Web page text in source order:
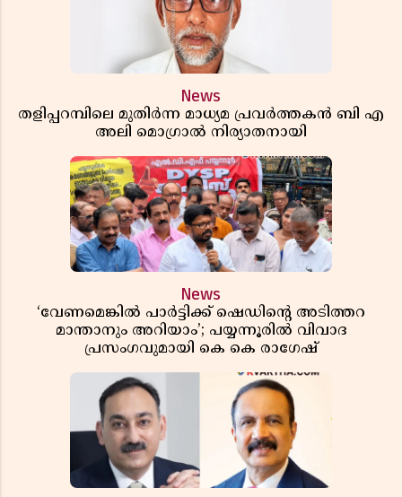
News
തളിപ്പറമ്പിലെ മുതിർന്ന മാധ്യമ പ്രവർത്തകൻ ബി എ
അലി മൊഗ്രാൽ നിര്യാതനായി
News
‘വേണമെങ്കിൽ പാർട്ടിക്ക് ഷെഡിൻ്റെ അടിത്തറ
മാന്താനും അറിയാം’; പയ്യന്നൂരിൽ വിവാദ
പ്രസംഗവുമായി കെ കെ രാഗേഷ്